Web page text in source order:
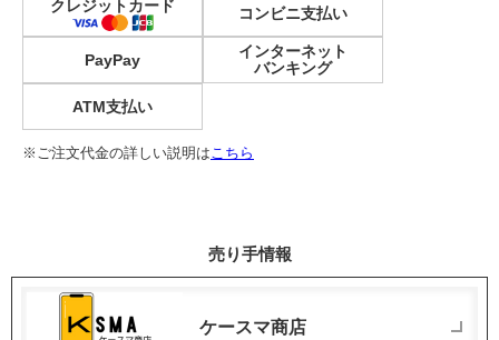
クレジットカード コンビニ支払い
PayPay
インターネット
バンキング
ATM支払い
※ご注文代金の詳しい説明はこちら
売り手情報
ケースマ商店